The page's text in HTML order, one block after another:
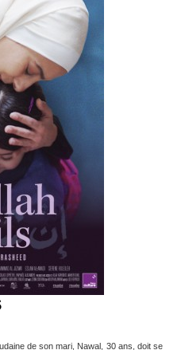
de son mari, Nawal, 30 ans, doit se